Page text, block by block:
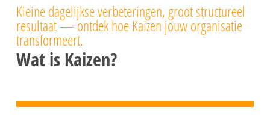
Kleine dagelijkse verbeteringen, groot structureel
resultaat — ontdek hoe Kaizen jouw organisatie
transformeert.
Wat is Kaizen?